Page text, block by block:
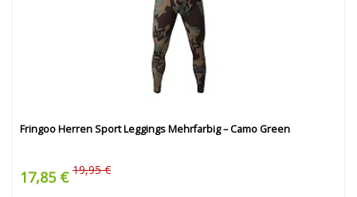
Fringoo Herren Sport Leggings Mehrfarbig – Camo Green
17,85 € 19,95 €